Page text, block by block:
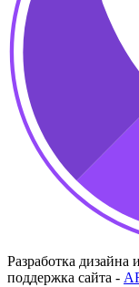
Разработка дизайна и
поддержка сайта -